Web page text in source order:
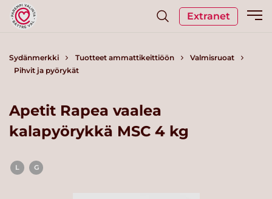
Extranet
Sydänmerkki Tuotteet ammattikeittiöön
Valmisruoat
Pihvit ja pyörykät
Apetit Rapea vaalea
kalapyörykkä MSC 4 kg
L G